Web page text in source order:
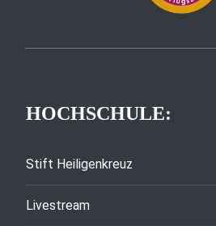
HOCHSCHULE:
Stift Heiligenkreuz
Livestream